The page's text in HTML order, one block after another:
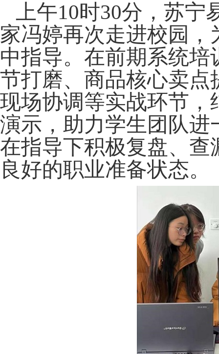
上午10时30分，苏宁
家冯婷再次走进校园
中指导。在前期系统培
节打磨、商品核心卖
现场协调等实战环节
演示，助力学生团队
在指导下积极复盘、
良好的职业准备状态。